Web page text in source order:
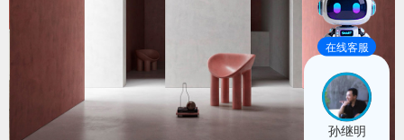
在线客服
孙继明